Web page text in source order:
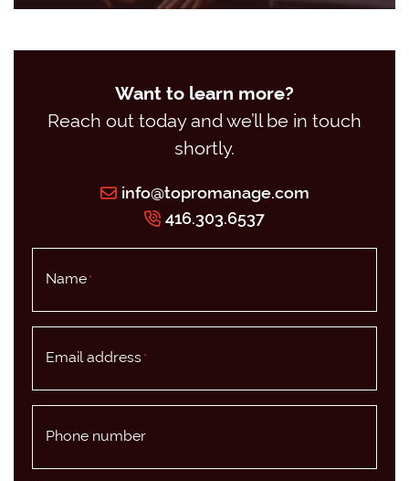
Want to learn more?
Reach out today and we’ll be in touch
shortly.
info@topromanage.com
416.303.6537
Name*
Email address *
Phone number